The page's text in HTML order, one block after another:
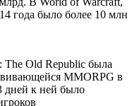
года было более 10 млн
The Old Republic была
MMORPG в
дней к ней было